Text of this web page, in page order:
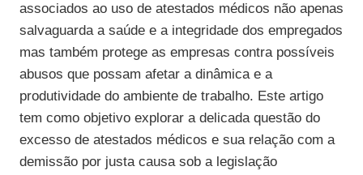
associados ao uso de atestados médicos não apenas
salvaguarda a saúde e a integridade dos empregados
mas também protege as empresas contra possíveis
abusos que possam afetar a dinâmica e a
produtividade do ambiente de trabalho. Este artigo
tem como objetivo explorar a delicada questão do
excesso de atestados médicos e sua relação com a
demissão por justa causa sob a legislação